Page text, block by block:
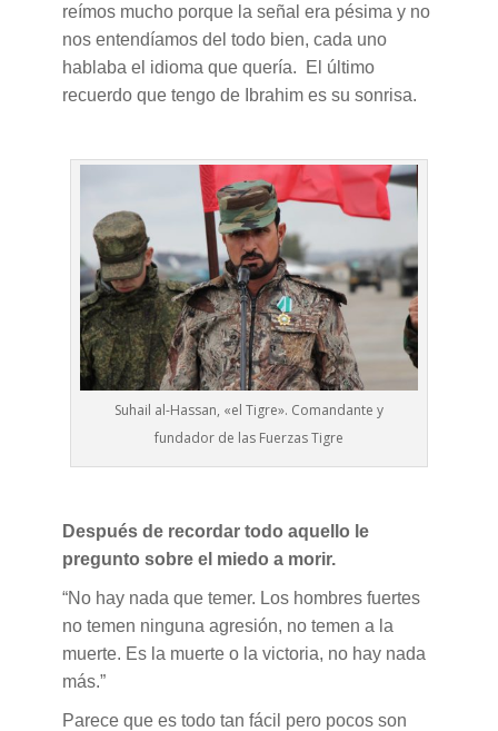
reímos mucho porque la señal era pésima y no
nos entendíamos del todo bien, cada uno
hablaba el idioma que quería. El último
recuerdo que tengo de Ibrahim es su sonrisa.
Suhail al-Hassan, «el Tigre». Comandante y
fundador de las Fuerzas Tigre
Después de recordar todo aquello le
pregunto sobre el miedo a morir.
“No hay nada que temer. Los hombres fuertes
no temen ninguna agresión, no temen a la
muerte. Es la muerte o la victoria, no hay nada
más.”
Parece que es todo tan fácil pero pocos son